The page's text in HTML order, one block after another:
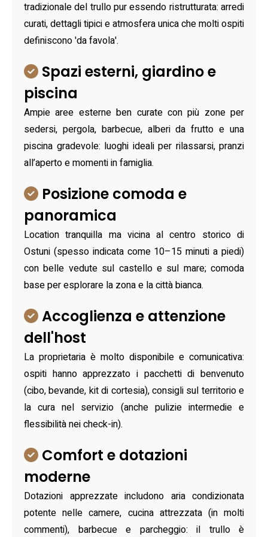
tradizionale del trullo pur essendo ristrutturata: arredi
curati, dettagli tipici e atmosfera unica che molti ospiti
definiscono 'da favola'.
Spazi esterni, giardino e
piscina
Ampie aree esterne ben curate con più zone per
sedersi, pergola, barbecue, alberi da frutto e una
piscina gradevole: luoghi ideali per rilassarsi, pranzi
all’aperto e momenti in famiglia.
Posizione comoda e
panoramica
Location tranquilla ma vicina al centro storico di
Ostuni (spesso indicata come 10–15 minuti a piedi)
con belle vedute sul castello e sul mare; comoda
base per esplorare la zona e la città bianca.
Accoglienza e attenzione
dell'host
La proprietaria è molto disponibile e comunicativa:
ospiti hanno apprezzato i pacchetti di benvenuto
(cibo, bevande, kit di cortesia), consigli sul territorio e
la cura nel servizio (anche pulizie intermedie e
flessibilità nei check-in).
Comfort e dotazioni
moderne
Dotazioni apprezzate includono aria condizionata
potente nelle camere, cucina attrezzata (in molti
commenti), barbecue e parcheggio: il trullo è